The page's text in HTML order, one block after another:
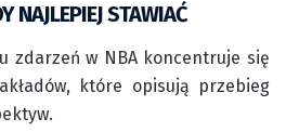
NAJLEPIEJ STAWIAĆ
zdarzeń w NBA koncentruje się
które opisują przebieg